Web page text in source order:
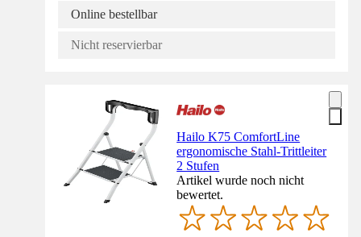
Online bestellbar
Nicht reservierbar
Hailo K75 ComfortLine
ergonomische Stahl-Trittleiter
2 Stufen
Artikel wurde noch nicht
bewertet.